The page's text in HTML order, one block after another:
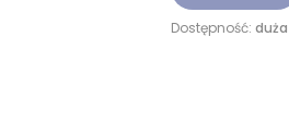
Dostępność: